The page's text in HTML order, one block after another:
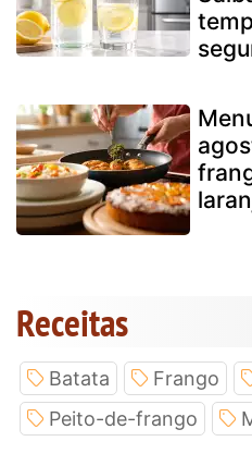
Receitas
Batata Frango
Peito-de-frango